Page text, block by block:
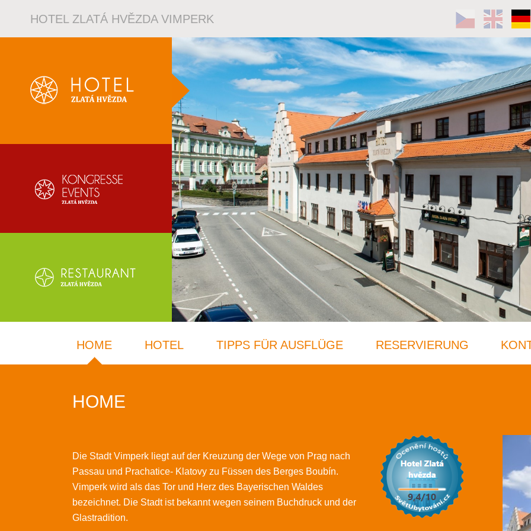
HOTEL ZLATÁ HVĚZDA VIMPERK
HOME HOTEL TIPPS FÜR AUSFLÜGE RESERVIERUNG
HOME
Die Stadt Vimperk liegt auf der Kreuzung der Wege von Prag nach
Passau und Prachatice- Klatovy zu Füssen des Berges Boubín.
Vimperk wird als das Tor und Herz des Bayerischen Waldes
bezeichnet. Die Stadt ist bekannt wegen seinem Buchdruck und der
Glastradition.